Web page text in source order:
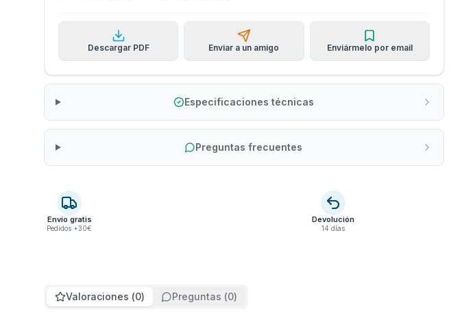
Descargar PDF Enviar a un amigo Enviármelo por email
Especificaciones técnicas
Preguntas frecuentes
Envío gratis
Pedidos +30€
Devolución
14 días
Valoraciones (0) Preguntas (0)